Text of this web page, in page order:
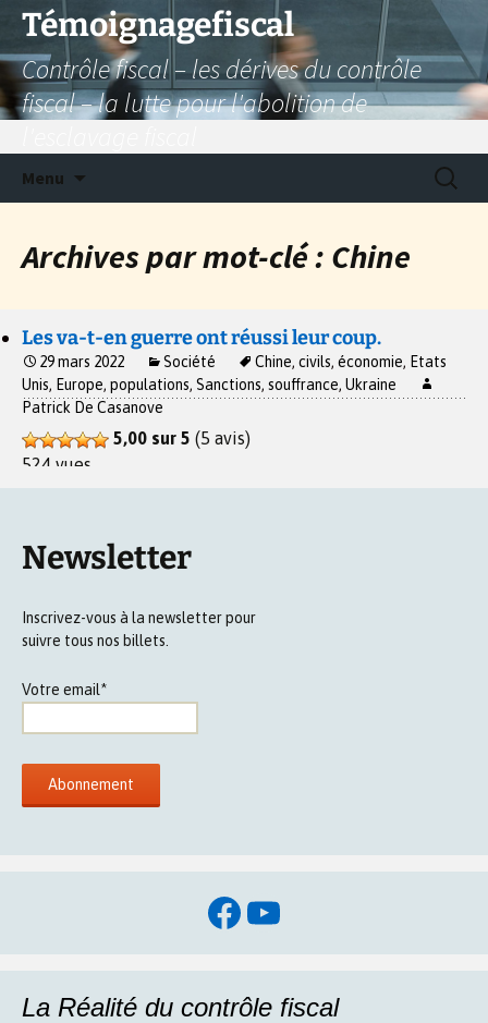
Aller
contenu
Témoignagefiscal
Contrôle fiscal – les dérives du contrôle
fiscal – la lutte pour l'abolition de
Menu
Archives par mot-clé : Chine
Les va-t-en guerre ont réussi leur coup.
29 mars 2022 Société Chine, civils, économie, Etats
Unis, Europe, populations, Sanctions, souffrance, Ukraine
Patrick De Casanove
5,00 sur 5 (5 avis)
524 vues
Newsletter
Inscrivez-vous à la newsletter pour
suivre tous nos billets.
Votre email*
Facebook
YouTube
La Réalité du contrôle fiscal